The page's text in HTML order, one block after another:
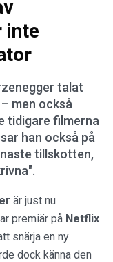
inte
talat
men också
tidigare filmerna
han också på
tillskotten,
är just nu
premiär på Netflix
snärja en ny
dock känna den